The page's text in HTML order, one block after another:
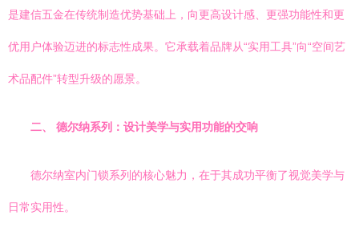
是建信五金在传统制造优势基础上，向更高设计感、更强功能性和更
优用户体验迈进的标志性成果。它承载着品牌从“实用工具”向“空间艺
术品配件”转型升级的愿景。
二、 德尔纳系列：设计美学与实用功能的交响
德尔纳室内门锁系列的核心魅力，在于其成功平衡了视觉美学与
日常实用性。